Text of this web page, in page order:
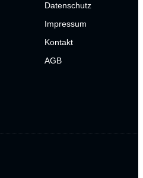
Datenschutz
Impressum
Kontakt
AGB